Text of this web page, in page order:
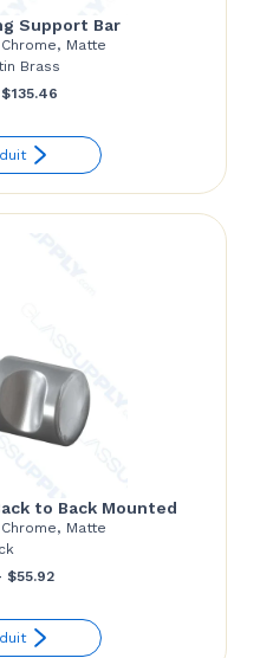
Support Bar
Matte
Brass
$135.46Price
$97.50
through
to Back Mounted
Matte
$55.92Price
$53.44